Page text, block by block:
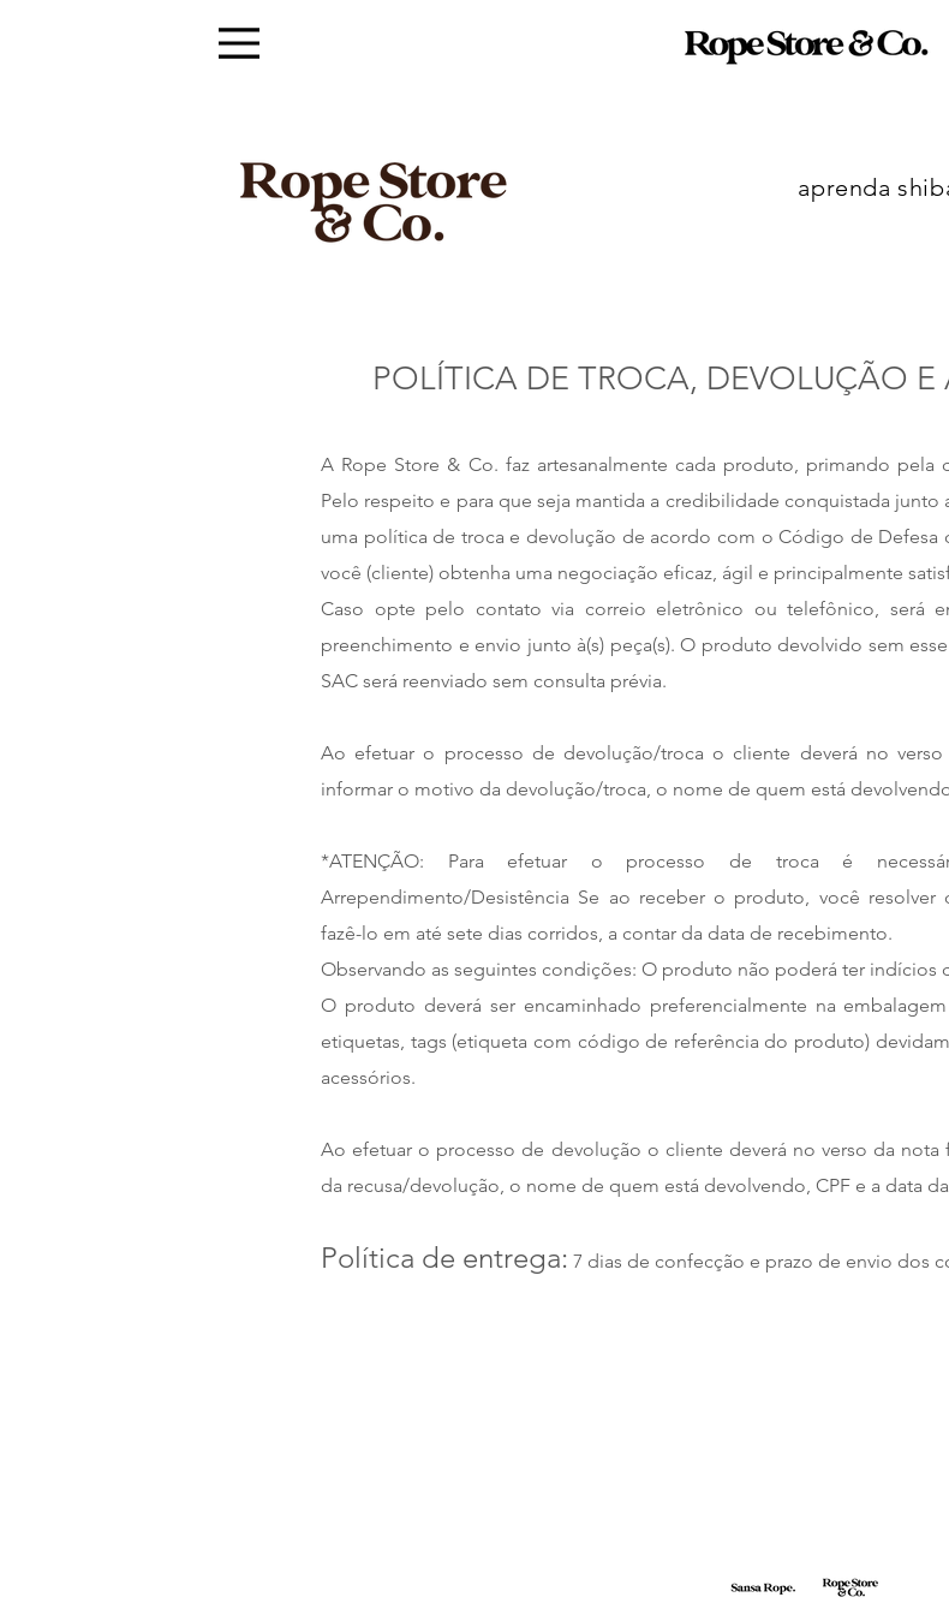
aprenda
POLÍTICA DE TROCA, DEVOLUÇÃO E
A Rope Store & Co. faz artesanalmente cada produto, primando pela
Pelo respeito e para que seja mantida a credibilidade conquistada junto
uma política de troca e devolução de acordo com o Código de Defesa
você (cliente) obtenha uma negociação eficaz, ágil e principalmente
Caso opte pelo contato via correio eletrônico ou telefônico, será
preenchimento e envio junto à(s) peça(s). O produto devolvido sem
SAC será reenviado sem consulta prévia.
Ao efetuar o processo de devolução/troca o cliente deverá no
informar o motivo da devolução/troca, o nome de quem está
*ATENÇÃO: Para efetuar o processo de troca é
Arrependimento/Desistência Se ao receber o produto, você resolver
fazê-lo em até sete dias corridos, a contar da data de recebimento.
Observando as seguintes condições: O produto não poderá ter indícios
O produto deverá ser encaminhado preferencialmente na
etiquetas, tags (etiqueta com código de referência do produto)
acessórios.
Ao efetuar o processo de devolução o cliente deverá no verso da
da recusa/devolução, o nome de quem está devolvendo, CPF e a data
Política de entrega: 7 dias de confecção e prazo de envio dos